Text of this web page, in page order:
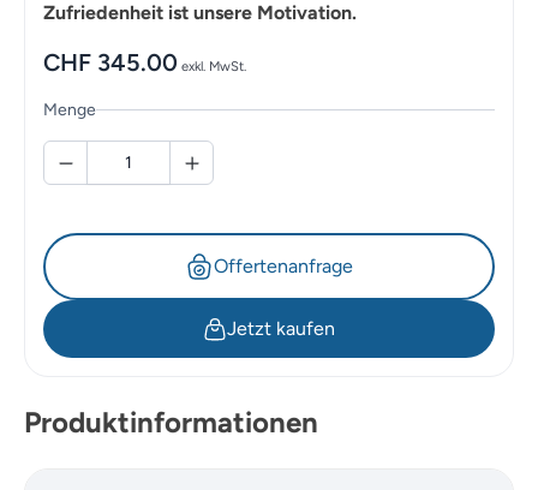
Zufriedenheit ist unsere Motivation.
CHF 345.00 exkl. MwSt.
Menge
Offertenanfrage
Jetzt kaufen
Produktinformationen